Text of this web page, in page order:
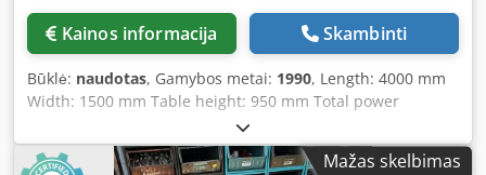
Kainos informacija Skambinti
Būklė: naudotas, Gamybos metai: 1990, Length: 4000 mm
Width: 1500 mm Table height: 950 mm Total power
requirement: 0 kW Credpsii Shdefx Amysf Machine weight
approx.: 4 t Space requirements approx.: 4 x 1.5 x 1 m
Mažas skelbimas